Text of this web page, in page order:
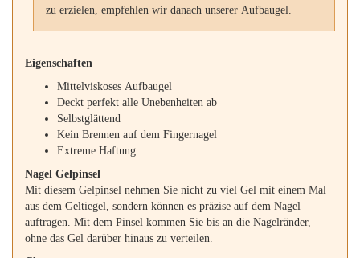
zu erzielen, empfehlen wir danach unserer Aufbaugel.
Eigenschaften
Mittelviskoses Aufbaugel
Deckt perfekt alle Unebenheiten ab
Selbstglättend
Kein Brennen auf dem Fingernagel
Extreme Haftung
Nagel Gelpinsel
Mit diesem Gelpinsel nehmen Sie nicht zu viel Gel mit einem Mal
aus dem Geltiegel, sondern können es präzise auf dem Nagel
auftragen. Mit dem Pinsel kommen Sie bis an die Nagelränder,
ohne das Gel darüber hinaus zu verteilen.